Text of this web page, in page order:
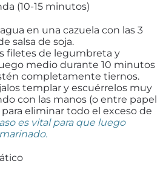
(10-15 minutos)
en una cazuela con las 3
salsa de soja.
filetes de legumbreta y
medio durante 10 minutos
completamente tiernos.
templar y escuérrelos muy
con las manos (o entre papel
eliminar todo el exceso de
es vital para que luego